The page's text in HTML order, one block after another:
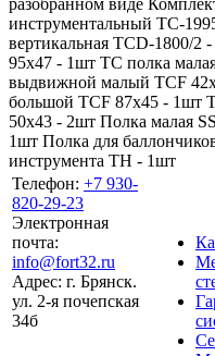
инструментальный TC-
вертикальная TCD-1800/2
95х47 - 1шт TC полка
выдвижной малый TCF
большой TCF 87x45 - 1шт
50x43 - 2шт Полка малая
1шт Полка для
инструмента TH - 1шт
Телефон: +7 930-
820-29-23
Электронная
почта:
info@fort32.ru
Адрес: г. Брянск.
ул. 2-я почепская
34б